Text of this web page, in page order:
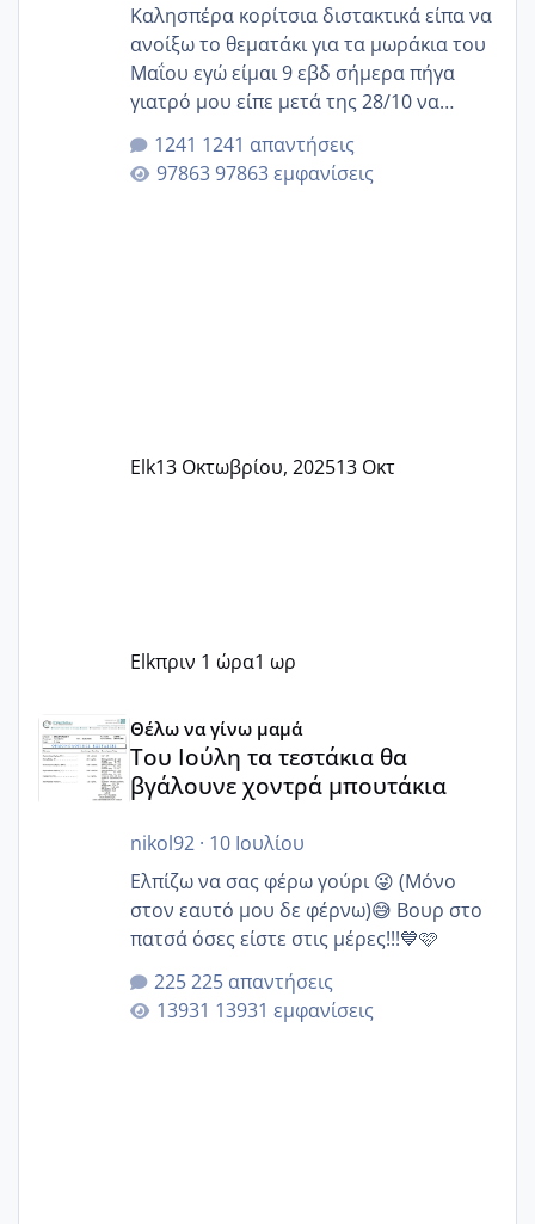
Καλησπέρα κορίτσια διστακτικά είπα να
ανοίξω το θεματάκι για τα μωράκια του
Μαΐου εγώ είμαι 9 εβδ σήμερα πήγα
γιατρό μου είπε μετά της 28/10 να
κλείσω ραντεβού για την αυχενική είναι
καμιά άλλη κοπέλα να γεννάει Μάιο ;;
1241 απαντήσεις
97863 εμφανίσεις
Elk13 Οκτωβρίου, 202513 Οκτ
Elkπριν 1 ώρα1 ωρ
Θέλω να γίνω μαμά
Του Ιούλη τα τεστάκια θα
βγάλουνε χοντρά μπουτάκια
nikol92· 10 Ιουλίου
Ελπίζω να σας φέρω γούρι 😜 (Μόνο
στον εαυτό μου δε φέρνω)😅 Βουρ στο
πατσά όσες είστε στις μέρες!!!💙🩷
225 απαντήσεις
13931 εμφανίσεις